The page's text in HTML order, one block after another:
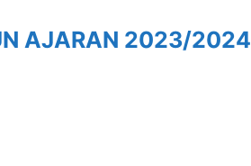
AJARAN 2023/2024